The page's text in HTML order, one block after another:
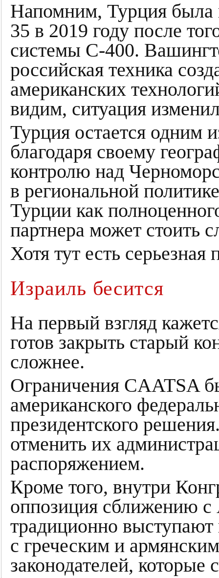
Напомним, Турция была
35 в 2019 году после
системы С-400.
российская техника
американских
видим, ситуация
Турция остается
благодаря своему
контролю над
в региональной
Турции как
партнера может стоить
Хотя тут есть серьезная
Израиль бесится
На первый взгляд
готов закрыть старый
сложнее.
Ограничения CAATSA
американского
президентского
отменить их
распоряжением.
Кроме того, внутри
оппозиция сближению
традиционно
с греческим и
законодателей, которые